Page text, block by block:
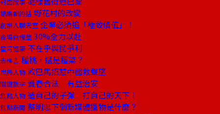
總編輯的話 野花村的改變
創辦人聊天室 企業必須追「極致價值」！
商場自慢塾 30%全力以赴
星河隨筆 不在乎與民爭利
去梯言 種桃，還是種菜？
世局人物 歐巴馬招惹中國救聲望
關鍵數字 賣春合法 有益治安
焦點人物 造自己的子彈 打自己的天下！
焦點新聞 蔡明忠下個新媒體獵物是什麼？